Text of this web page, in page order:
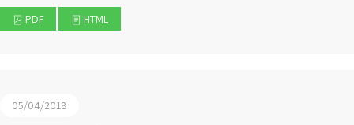
PDF HTML
05/04/2018